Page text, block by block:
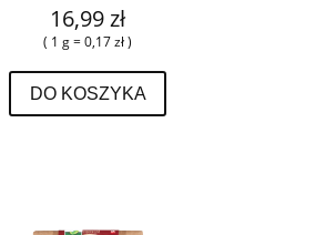
16,99 zł
( 1 g = 0,17 zł )
DO KOSZYKA